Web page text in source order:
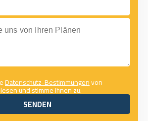
von Ihren Plänen
Datenschutz-Bestimmungenvon
und stimme ihnen zu.
SENDEN
SENDEN